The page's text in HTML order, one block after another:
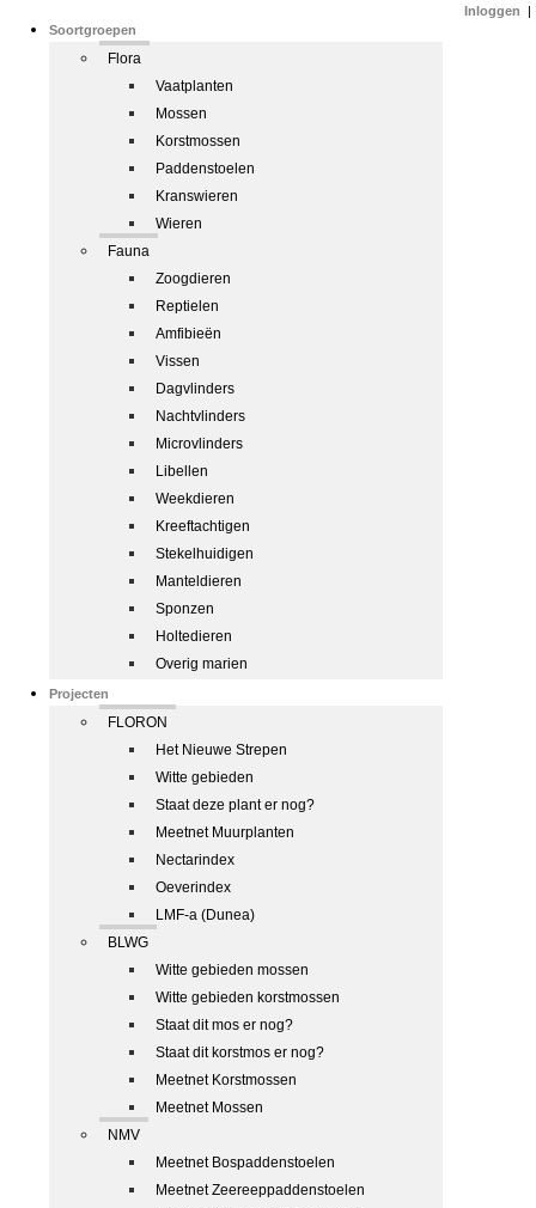
Soortgroepen
Flora
Vaatplanten
Mossen
Korstmossen
Paddenstoelen
Kranswieren
Wieren
Fauna
Zoogdieren
Reptielen
Amfibieën
Vissen
Dagvlinders
Nachtvlinders
Microvlinders
Libellen
Weekdieren
Kreeftachtigen
Stekelhuidigen
Manteldieren
Sponzen
Holtedieren
Overig marien
Projecten
FLORON
Het Nieuwe Strepen
Witte gebieden
Staat deze plant er nog?
Meetnet Muurplanten
Nectarindex
Oeverindex
LMF-a (Dunea)
BLWG
Witte gebieden mossen
Witte gebieden korstmossen
Staat dit mos er nog?
Staat dit korstmos er nog?
Meetnet Korstmossen
Meetnet Mossen
NMV
Meetnet Bospaddenstoelen
Meetnet Zeereeppaddenstoelen
Inloggen |